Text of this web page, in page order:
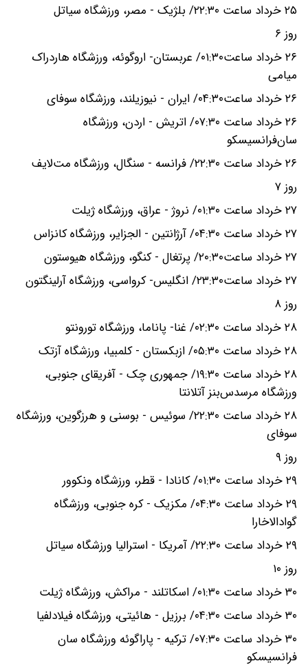
۲۵ خرداد ساعت ۲۲:۳۰/ بلژیک - مصر، ورزشگاه سیاتل
روز ۶
۲۶ خرداد ساعت۰۱:۳۰/ عربستان- اروگوئه، ورزشگاه هاردراک
میامی
۲۶ خرداد ساعت۰۴:۳۰/ ایران - نیوزیلند، ورزشگاه سوفای
۲۶ خرداد ساعت ۰۷:۳۰/ اتریش - اردن، ورزشگاه
سان‌فرانسیسکو
۲۶ خرداد ساعت ۲۲:۳۰/ فرانسه - سنگال، ورزشگاه مت‌لایف
روز ۷
۲۷ خرداد ساعت ۰۱:۳۰/ نروژ - عراق، ورزشگاه ژیلت
۲۷ خرداد ساعت ۰۴:۳۰/ آرژانتین - الجزایر، ورزشگاه کانزاس
۲۷ خرداد ساعت۲۰:۳۰/ پرتغال - کنگو، ورزشگاه هیوستون
۲۷ خرداد ساعت۲۳:۳۰/ انگلیس- کرواسی، ورزشگاه آرلینگتون
روز ۸
۲۸ خرداد ساعت ۰۲:۳۰/ غنا- پاناما، ورزشگاه تورونتو
۲۸ خرداد ساعت ۰۵:۳۰/ ازبکستان - کلمبیا، ورزشگاه آزتک
۲۸ خرداد ساعت ۱۹:۳۰/ جمهوری چک - آفریقای جنوبی،
ورزشگاه مرسدس‌بنز آتلانتا
۲۸ خرداد ساعت ۲۲:۳۰/ سوئیس - بوسنی و هرزگوین، ورزشگاه
سوفای
روز ۹
۲۹ خرداد ساعت ۰۱:۳۰/ کانادا - قطر، ورزشگاه ونکوور
۲۹ خرداد ساعت ۰۴:۳۰/ مکزیک - کره جنوبی، ورزشگاه
گوادالاخارا
۲۹ خرداد ساعت ۲۲:۳۰/ آمریکا - استرالیا ورزشگاه سیاتل
روز ۱۰
۳۰ خرداد ساعت ۰۱:۳۰/ اسکاتلند - مراکش، ورزشگاه ژیلت
۳۰ خرداد ساعت ۰۴:۳۰/ برزیل - هائیتی، ورزشگاه فیلادلفیا
۳۰ خرداد ساعت ۰۷:۳۰/ ترکیه - پاراگوئه ورزشگاه سان
فرانسیسکو